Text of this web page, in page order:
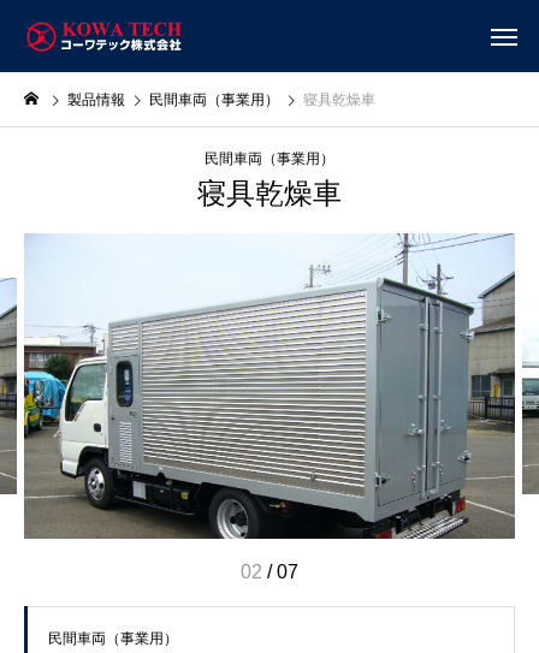
製品情報 民間車両（事業用） 寝具乾燥車
民間車両（事業用）
寝具乾燥車
02 /07
民間車両（事業用）